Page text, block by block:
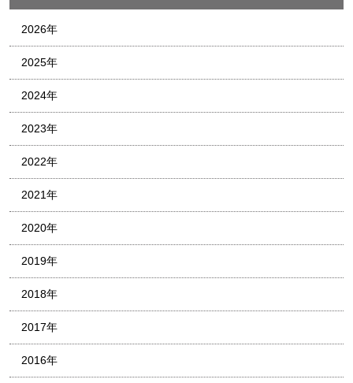
2026年
2025年
2024年
2023年
2022年
2021年
2020年
2019年
2018年
2017年
2016年